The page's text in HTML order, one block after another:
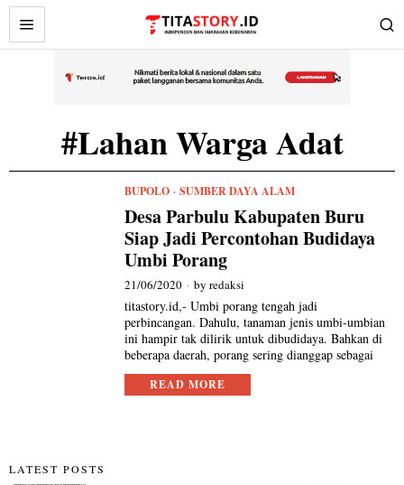
#Lahan Warga Adat
BUPOLO · SUMBER DAYA ALAM
Desa Parbulu Kabupaten Buru
Siap Jadi Percontohan Budidaya
Umbi Porang
21/06/2020 byredaksi
titastory.id,- Umbi porang tengah jadi
perbincangan. Dahulu, tanaman jenis umbi-umbian
ini hampir tak dilirik untuk dibudidaya. Bahkan di
beberapa daerah, porang sering dianggap sebagai
READ MORE
LATEST POSTS